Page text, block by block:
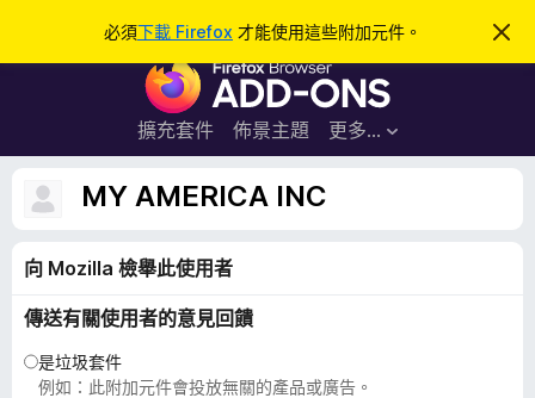
必須下載 Firefox 才能使用這些附加元件。
忽
此
F
r
e
o
加
擴充套件 佈景主題 更多…
登入
MY AMERICA INC
向 Mozilla 檢舉此使用者
傳送有關使用者的意見回饋
是垃圾套件
例如：此附加元件會投放無關的產品或廣告。